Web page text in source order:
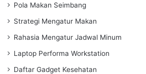
Pola Makan Seimbang
Strategi Mengatur Makan
Rahasia Mengatur Jadwal Minum
Laptop Performa Workstation
Daftar Gadget Kesehatan